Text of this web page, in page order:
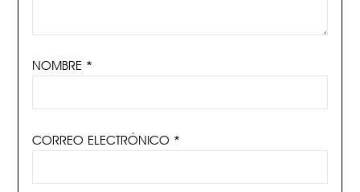
NOMBRE *
CORREO ELECTRÓNICO *